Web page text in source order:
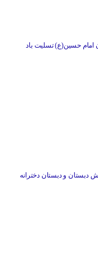
امام حسین(ع) تسلیت باد
دبستان و دبستان دخترانه